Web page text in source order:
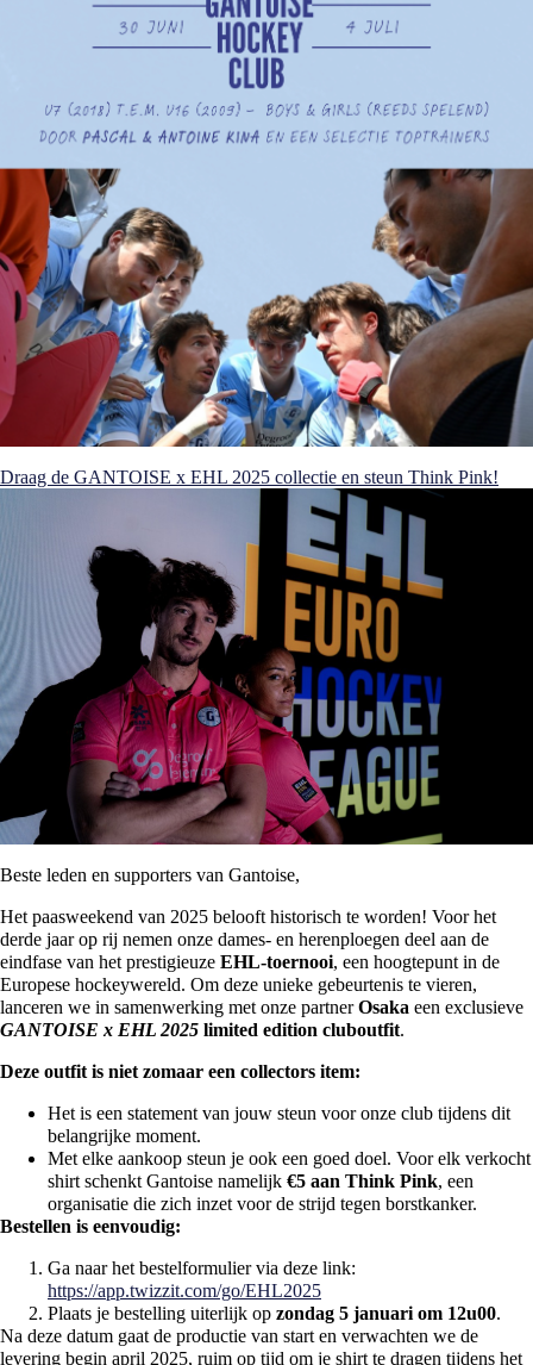
Draag de GANTOISE x EHL 2025 collectie en steun Think Pink!
Beste leden en supporters van Gantoise,
Het paasweekend van 2025 belooft historisch te worden! Voor het
derde jaar op rij nemen onze dames- en herenploegen deel aan de
eindfase van het prestigieuze EHL-toernooi, een hoogtepunt in de
Europese hockeywereld. Om deze unieke gebeurtenis te vieren,
lanceren we in samenwerking met onze partnerOsaka een exclusieve
GANTOISE x EHL 2025 limited edition cluboutfit.
Deze outfit is niet zomaar een collectors item:
Het is een statement van jouw steun voor onze club tijdens dit
belangrijke moment.
Met elke aankoop steun je ook een goed doel. Voor elk verkocht
shirt schenkt Gantoise namelijk €5 aan Think Pink, een
organisatie die zich inzet voor de strijd tegen borstkanker.
Bestellen is eenvoudig:
Ga naar het bestelformulier via deze link:
https://app.twizzit.com/go/EHL2025
Plaats je bestelling uiterlijk op zondag 5 januari om 12u00.
Na deze datum gaat de productie van start en verwachten we de
levering begin april 2025, ruim op tijd om je shirt te dragen tijdens het